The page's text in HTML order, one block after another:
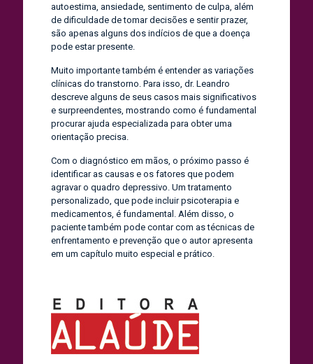
autoestima, ansiedade, sentimento de culpa, além
de dificuldade de tomar decisões e sentir prazer,
são apenas alguns dos indícios de que a doença
pode estar presente.
Muito importante também é entender as variações
clínicas do transtorno. Para isso, dr. Leandro
descreve alguns de seus casos mais significativos
e surpreendentes, mostrando como é fundamental
procurar ajuda especializada para obter uma
orientação precisa.
Com o diagnóstico em mãos, o próximo passo é
identificar as causas e os fatores que podem
agravar o quadro depressivo. Um tratamento
personalizado, que pode incluir psicoterapia e
medicamentos, é fundamental. Além disso, o
paciente também pode contar com as técnicas de
enfrentamento e prevenção que o autor apresenta
em um capítulo muito especial e prático.